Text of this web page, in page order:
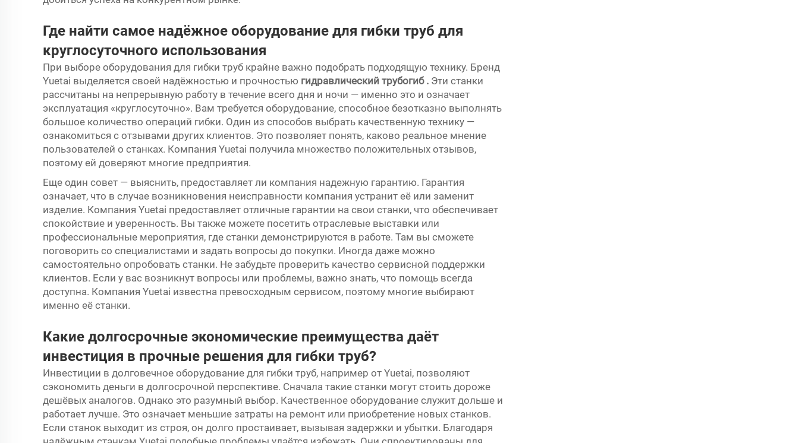
Где найти самое надёжное оборудование для гибки труб для
круглосуточного использования
При выборе оборудования для гибки труб крайне важно подобрать подходящую технику. Бренд
Yuetai выделяется своей надёжностью и прочностью гидравлический трубогиб . Эти станки
рассчитаны на непрерывную работу в течение всего дня и ночи — именно это и означает
эксплуатация «круглосуточно». Вам требуется оборудование, способное безотказно выполнять
большое количество операций гибки. Один из способов выбрать качественную технику —
ознакомиться с отзывами других клиентов. Это позволяет понять, каково реальное мнение
пользователей о станках. Компания Yuetai получила множество положительных отзывов,
поэтому ей доверяют многие предприятия.
Еще один совет — выяснить, предоставляет ли компания надежную гарантию. Гарантия
означает, что в случае возникновения неисправности компания устранит её или заменит
изделие. Компания Yuetai предоставляет отличные гарантии на свои станки, что обеспечивает
спокойствие и уверенность. Вы также можете посетить отраслевые выставки или
профессиональные мероприятия, где станки демонстрируются в работе. Там вы сможете
поговорить со специалистами и задать вопросы до покупки. Иногда даже можно
самостоятельно опробовать станки. Не забудьте проверить качество сервисной поддержки
клиентов. Если у вас возникнут вопросы или проблемы, важно знать, что помощь всегда
доступна. Компания Yuetai известна превосходным сервисом, поэтому многие выбирают
именно её станки.
Какие долгосрочные экономические преимущества даёт
инвестиция в прочные решения для гибки труб?
Инвестиции в долговечное оборудование для гибки труб, например от Yuetai, позволяют
сэкономить деньги в долгосрочной перспективе. Сначала такие станки могут стоить дороже
дешёвых аналогов. Однако это разумный выбор. Качественное оборудование служит дольше и
работает лучше. Это означает меньшие затраты на ремонт или приобретение новых станков.
Если станок выходит из строя, он долго простаивает, вызывая задержки и убытки. Благодаря